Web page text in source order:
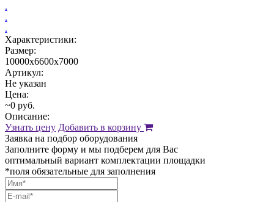
.
.
.
Характеристики:
Размер:
10000х6600х7000
Артикул:
Не указан
Цена:
~0 руб.
Описание:
Узнать цену Добавить в корзину
Заявка на подбор оборудования
Заполните форму и мы подберем для Вас
оптимальный вариант комплектации площадки
*поля обязательные для заполнения